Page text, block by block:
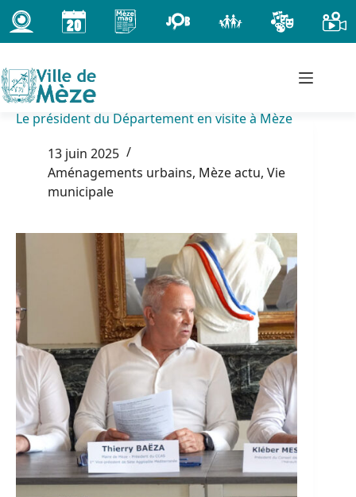
Passer
au
contenu
Le président du Département en visite à Mèze
13 juin 2025
Aménagements urbains, Mèze actu, Vie
municipale